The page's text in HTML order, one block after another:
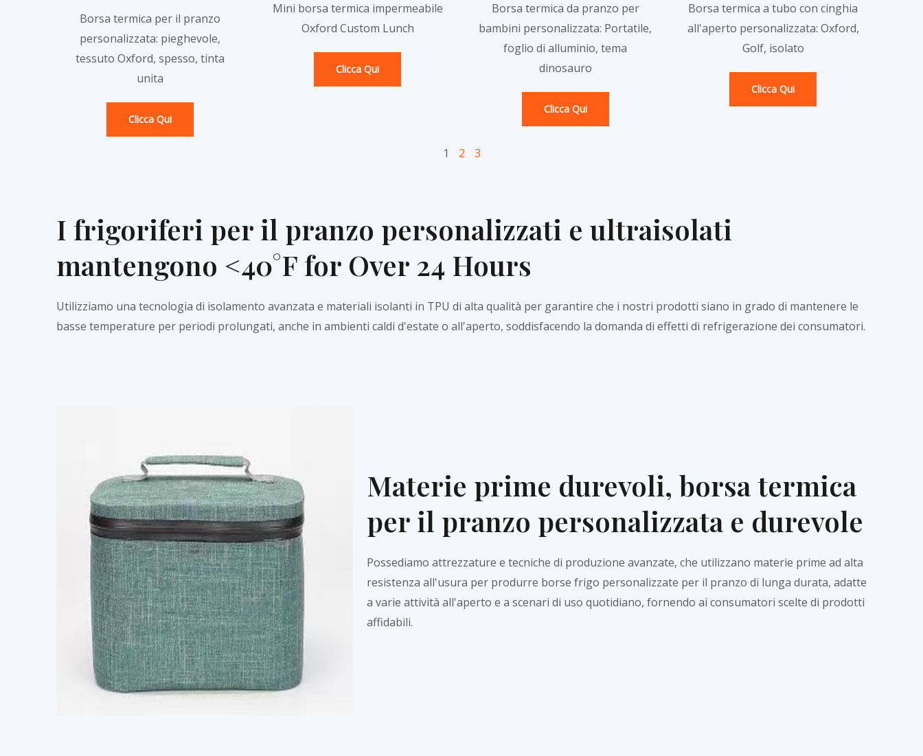
Borsa termica per il pranzo
personalizzata: pieghevole,
tessuto Oxford, spesso, tinta
unita
Clicca Qui
Mini borsa termica impermeabile
Oxford Custom Lunch
Clicca Qui
Borsa termica da pranzo per
bambini personalizzata: Portatile,
foglio di alluminio, tema
dinosauro
Clicca Qui
Borsa termica a tubo con cinghia
all'aperto personalizzata: Oxford,
Golf, isolato
Clicca Qui
1 2 3
I frigoriferi per il pranzo personalizzati e ultraisolati
mantengono <40°F for Over 24 Hours
Utilizziamo una tecnologia di isolamento avanzata e materiali isolanti in TPU di alta qualità per garantire che i nostri prodotti siano in grado di mantenere le
basse temperature per periodi prolungati, anche in ambienti caldi d'estate o all'aperto, soddisfacendo la domanda di effetti di refrigerazione dei consumatori.
Materie prime durevoli, borsa termica
per il pranzo personalizzata e durevole
Possediamo attrezzature e tecniche di produzione avanzate, che utilizzano materie prime ad alta
resistenza all'usura per produrre borse frigo personalizzate per il pranzo di lunga durata, adatte
a varie attività all'aperto e a scenari di uso quotidiano, fornendo ai consumatori scelte di prodotti
affidabili.